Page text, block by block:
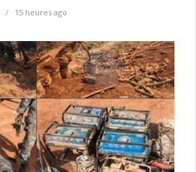
15 heures ago